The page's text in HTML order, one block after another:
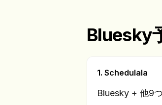
Bluesky
1. Schedulala
Bluesky + 他9